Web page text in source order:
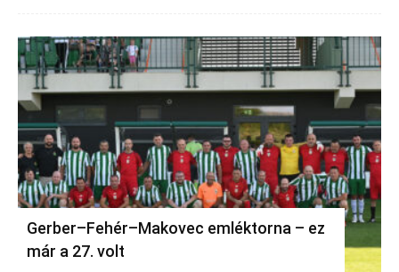
Gerber–Fehér–Makovec emléktorna – ez
már a 27. volt